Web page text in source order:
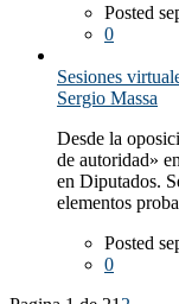
Posted
0
Sesiones
Sergio Massa
Desde la
de autoridad»
en Diputados.
elementos
Posted
0